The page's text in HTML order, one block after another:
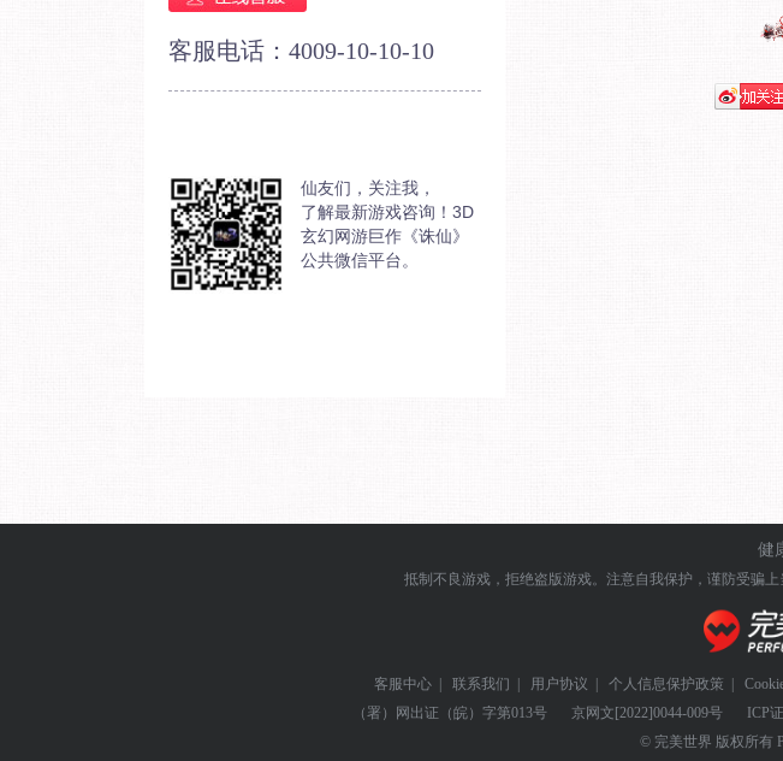
客服电话：4009-10-10-10
仙友们，关注我，
了解最新游戏咨询！3D
玄幻网游巨作《诛仙》
公共微信平台。
健
抵制不良游戏，拒绝盗版游戏。注意自我保护，谨防受骗上
客服中心 | 联系我们 | 用户协议 | 个人信息保护政策 |
（署）网出证（皖）字第013号
京网文[2022]0044-009号 ICP证
© 完美世界 版权所有